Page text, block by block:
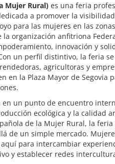
Mujer Rural)es una feria
a promover la
para las mujeres en las
la organización anfitriona
innovación y
un perfil distintivo, la feria
agricultoras y
en la Plaza Mayor de Segovia
en un punto de encuentro
ecológica y la calidad
de la Mujer Rural, la
de un simple mercado.
para intercambiar
y establecer redes